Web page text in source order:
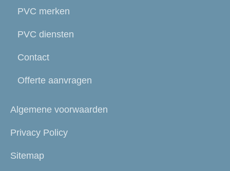
PVC merken
PVC diensten
Contact
Offerte aanvragen
Algemene voorwaarden
Privacy Policy
Sitemap